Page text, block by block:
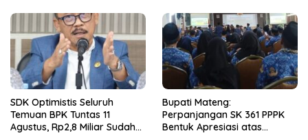
SDK Optimistis Seluruh
Temuan BPK Tuntas 11
Agustus, Rp2,8 Miliar Sudah
Bupati Mateng:
Perpanjangan SK 361 PPPK
Bentuk Apresiasi atas